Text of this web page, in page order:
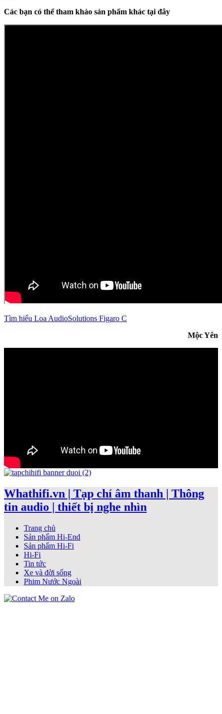
Các bạn có thể tham khảo sản phẩm khác tại đây
Tìm hiểu Loa AudioSolutions Figaro C
Mộc Yên
Whathifi.vn | Tạp chí âm thanh | Thông
tin audio | thiết bị nghe nhìn
Trang chủ
Sản phẩm Hi-End
Sản phẩm Hi-Fi
Hi-Fi
Tin tức
Xe và đời sống
Phim Nước Ngoài